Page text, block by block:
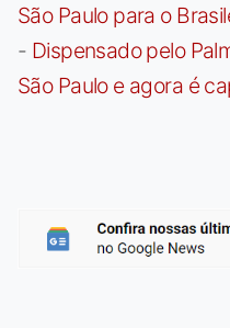
São Paulo para o
- Dispensado pelo
São Paulo e agora é